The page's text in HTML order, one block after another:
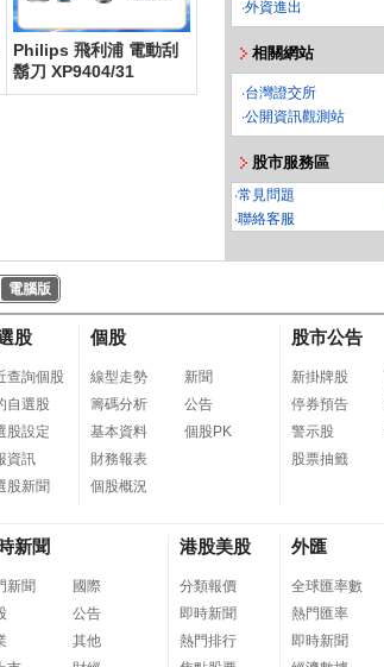
Philips 飛利浦 電動刮
鬍刀 XP9404/31
App Store Card $ 100
‧外資進出
相關網站
‧台灣證交所
‧公開資訊觀測站
股市服務區
‧常見問題
‧聯絡客服
電腦版
股
查詢個股
自選股
股設定
資訊
股新聞
個股
線型走勢
籌碼分析
基本資料
財務報表
個股概況
新聞
公告
個股PK
股市公告
新掛牌股
停券預告
警示股
股票抽籤
新聞
新聞
國際
公告
其他
港股美股
分類報價
即時新聞
熱門排行
外匯
全球匯率數
熱門匯率
即時新聞